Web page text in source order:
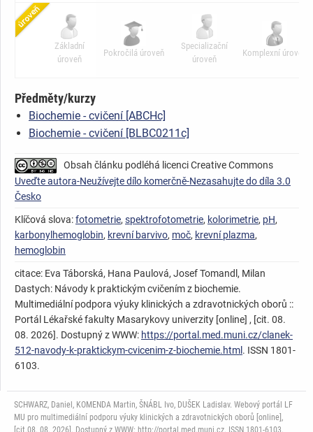
Základní
úroveň
Pokročilá úroveň
Specializační
úroveň
Komplexní úroveň
Předměty/kurzy
Biochemie - cvičení [ABCHc]
Biochemie - cvičení [BLBC0211c]
Obsah článku podléhá licenci Creative Commons
Uveďte autora-Neužívejte dílo komerčně-Nezasahujte do díla 3.0
Česko
Klíčová slova:fotometrie, spektrofotometrie, kolorimetrie, pH,
karbonylhemoglobin, krevní barvivo, moč, krevní plazma,
hemoglobin
citace: Eva Táborská, Hana Paulová, Josef Tomandl, Milan
Dastych: Návody k praktickým cvičením z biochemie.
Multimediální podpora výuky klinických a zdravotnických oborů ::
Portál Lékařské fakulty Masarykovy univerzity [online] , [cit. 08.
08. 2026]. Dostupný z WWW: https://portal.med.muni.cz/clanek-
512-navody-k-praktickym-cvicenim-z-biochemie.html. ISSN 1801-
6103.
SCHWARZ, Daniel, KOMENDA Martin, ŠNÁBL Ivo, DUŠEK Ladislav. Webový portál LF
MU pro multimediální podporu výuky klinických a zdravotnických oborů [online],
[cit.08. 08. 2026]. Dostupný z WWW: http://portal.med.muni.cz. ISSN 1801-6103.